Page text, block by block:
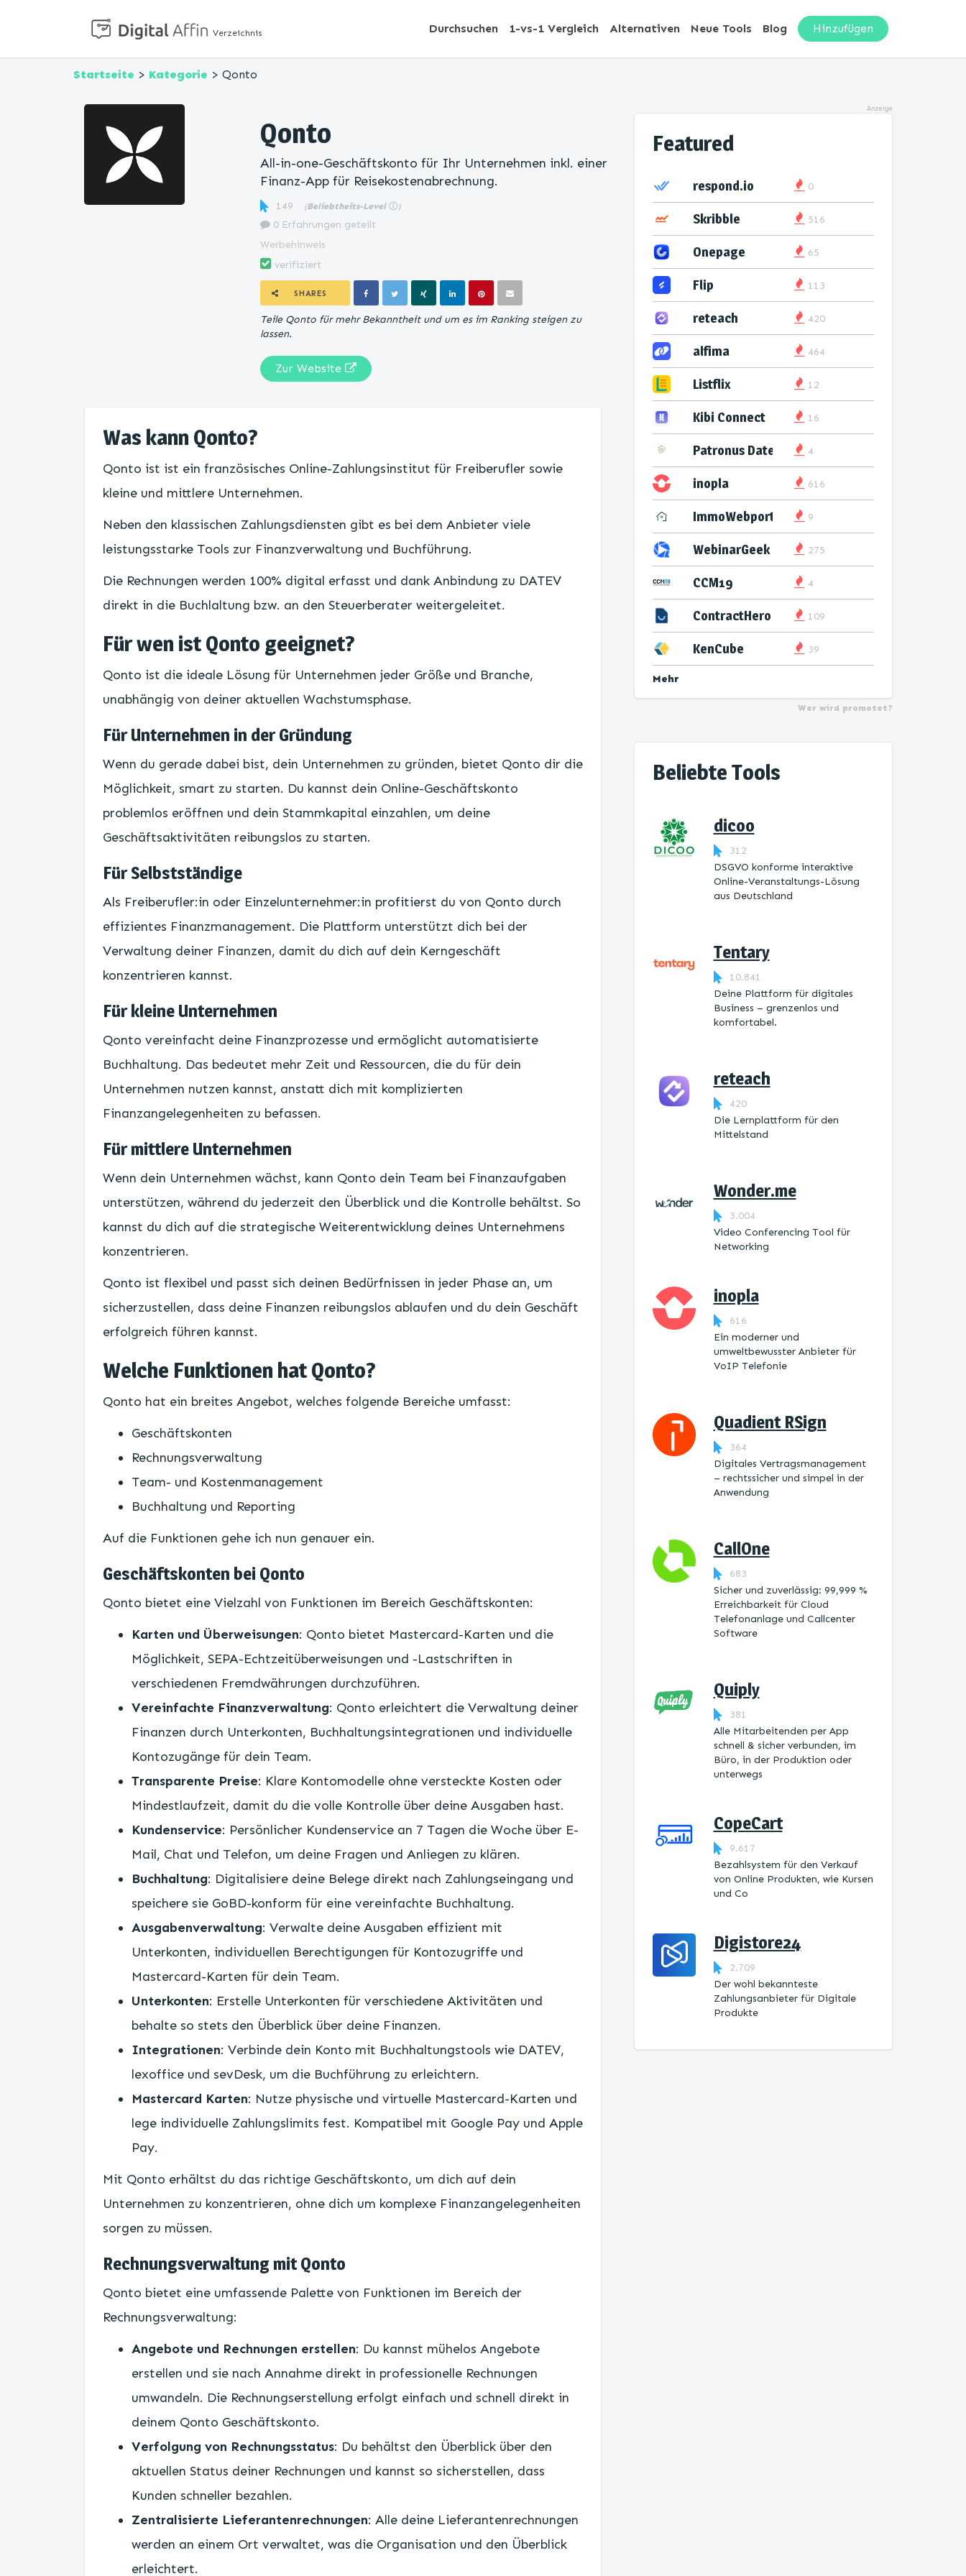
Verzeichnis Durchsuchen 1-vs-1 Vergleich Alternativen Neue Tools Blog Hinzufügen
Startseite > Kategorie > Qonto
Qonto
All-in-one-Geschäftskonto für Ihr Unternehmen inkl. einer
Finanz-App für Reisekostenabrechnung.
149 (Beliebtheits-Level ⓘ)
0 Erfahrungen geteilt
Werbehinweis
verifiziert
SHARES
Teile Qonto für mehr Bekanntheit und um es im Ranking steigen zu
lassen.
Zur Website
Was kann Qonto?
Qonto ist ist ein französisches Online-Zahlungsinstitut für Freiberufler sowie
kleine und mittlere Unternehmen.
Neben den klassischen Zahlungsdiensten gibt es bei dem Anbieter viele
leistungsstarke Tools zur Finanzverwaltung und Buchführung.
Die Rechnungen werden 100% digital erfasst und dank Anbindung zu DATEV
direkt in die Buchlaltung bzw. an den Steuerberater weitergeleitet.
Für wen ist Qonto geeignet?
Qonto ist die ideale Lösung für Unternehmen jeder Größe und Branche,
unabhängig von deiner aktuellen Wachstumsphase.
Für Unternehmen in der Gründung
Wenn du gerade dabei bist, dein Unternehmen zu gründen, bietet Qonto dir die
Möglichkeit, smart zu starten. Du kannst dein Online-Geschäftskonto
problemlos eröffnen und dein Stammkapital einzahlen, um deine
Geschäftsaktivitäten reibungslos zu starten.
Für Selbstständige
Als Freiberufler:in oder Einzelunternehmer:in profitierst du von Qonto durch
effizientes Finanzmanagement. Die Plattform unterstützt dich bei der
Verwaltung deiner Finanzen, damit du dich auf dein Kerngeschäft
konzentrieren kannst.
Für kleine Unternehmen
Qonto vereinfacht deine Finanzprozesse und ermöglicht automatisierte
Buchhaltung. Das bedeutet mehr Zeit und Ressourcen, die du für dein
Unternehmen nutzen kannst, anstatt dich mit komplizierten
Finanzangelegenheiten zu befassen.
Für mittlere Unternehmen
Wenn dein Unternehmen wächst, kann Qonto dein Team bei Finanzaufgaben
unterstützen, während du jederzeit den Überblick und die Kontrolle behältst. So
kannst du dich auf die strategische Weiterentwicklung deines Unternehmens
konzentrieren.
Qonto ist flexibel und passt sich deinen Bedürfnissen in jeder Phase an, um
sicherzustellen, dass deine Finanzen reibungslos ablaufen und du dein Geschäft
erfolgreich führen kannst.
Welche Funktionen hat Qonto?
Qonto hat ein breites Angebot, welches folgende Bereiche umfasst:
Geschäftskonten
Rechnungsverwaltung
Team- und Kostenmanagement
Buchhaltung und Reporting
Auf die Funktionen gehe ich nun genauer ein.
Geschäftskonten bei Qonto
Qonto bietet eine Vielzahl von Funktionen im Bereich Geschäftskonten:
Karten und Überweisungen: Qonto bietet Mastercard-Karten und die
Möglichkeit, SEPA-Echtzeitüberweisungen und -Lastschriften in
verschiedenen Fremdwährungen durchzuführen.
Vereinfachte Finanzverwaltung: Qonto erleichtert die Verwaltung deiner
Finanzen durch Unterkonten, Buchhaltungsintegrationen und individuelle
Kontozugänge für dein Team.
Transparente Preise: Klare Kontomodelle ohne versteckte Kosten oder
Mindestlaufzeit, damit du die volle Kontrolle über deine Ausgaben hast.
Kundenservice: Persönlicher Kundenservice an 7 Tagen die Woche über E-
Mail, Chat und Telefon, um deine Fragen und Anliegen zu klären.
Buchhaltung: Digitalisiere deine Belege direkt nach Zahlungseingang und
speichere sie GoBD-konform für eine vereinfachte Buchhaltung.
Ausgabenverwaltung: Verwalte deine Ausgaben effizient mit
Unterkonten, individuellen Berechtigungen für Kontozugriffe und
Mastercard-Karten für dein Team.
Unterkonten: Erstelle Unterkonten für verschiedene Aktivitäten und
behalte so stets den Überblick über deine Finanzen.
Integrationen: Verbinde dein Konto mit Buchhaltungstools wie DATEV,
lexoffice und sevDesk, um die Buchführung zu erleichtern.
Mastercard Karten: Nutze physische und virtuelle Mastercard-Karten und
lege individuelle Zahlungslimits fest. Kompatibel mit Google Pay und Apple
Pay.
Mit Qonto erhältst du das richtige Geschäftskonto, um dich auf dein
Unternehmen zu konzentrieren, ohne dich um komplexe Finanzangelegenheiten
sorgen zu müssen.
Rechnungsverwaltung mit Qonto
Qonto bietet eine umfassende Palette von Funktionen im Bereich der
Rechnungsverwaltung:
Angebote und Rechnungen erstellen: Du kannst mühelos Angebote
erstellen und sie nach Annahme direkt in professionelle Rechnungen
umwandeln. Die Rechnungserstellung erfolgt einfach und schnell direkt in
deinem Qonto Geschäftskonto.
Verfolgung von Rechnungsstatus: Du behältst den Überblick über den
aktuellen Status deiner Rechnungen und kannst so sicherstellen, dass
Kunden schneller bezahlen.
Zentralisierte Lieferantenrechnungen: Alle deine Lieferantenrechnungen
werden an einem Ort verwaltet, was die Organisation und den Überblick
erleichtert.
Anzeige
Featured
respond.io 0
Skribble 516
Onepage 65
Flip 113
reteach 420
alfima 464
Listflix 12
Kibi Connect 16
Patronus Datenservice
4
inopla 616
ImmoWebport 9
WebinarGeek 275
CCM19 4
ContractHero 109
KenCube 39
Mehr
Wer wird promotet?
Beliebte Tools
dicoo
312
DSGVO konforme interaktive
Online-Veranstaltungs-Lösung
aus Deutschland
Tentary
10.841
Deine Plattform für digitales
Business – grenzenlos und
komfortabel.
reteach
420
Die Lernplattform ​für den
Mittelstand
Wonder.me
3.004
Video Conferencing Tool für
Networking
inopla
616
Ein moderner und
umweltbewusster Anbieter für
VoIP Telefonie
Quadient RSign
364
Digitales Vertragsmanagement
– rechtssicher und simpel in der
Anwendung
CallOne
683
Sicher und zuverlässig: 99,999 %
Erreichbarkeit für Cloud
Telefonanlage und Callcenter
Software
Quiply
381
Alle Mitarbeitenden per App
schnell & sicher verbunden, im
Büro, in der Produktion oder
unterwegs
CopeCart
9.617
Bezahlsystem für den Verkauf
von Online Produkten, wie Kursen
und Co
Digistore24
2.709
Der wohl bekannteste
Zahlungsanbieter für Digitale
Produkte